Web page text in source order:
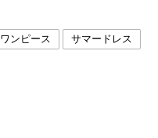
ワンピース サマードレス